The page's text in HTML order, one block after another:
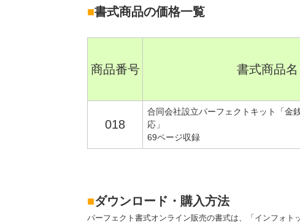
■書式商品の価格一覧
商品番号 書式商品名
018
合同会社設立パーフェクトキット「金
応」
69ページ収録
■ダウンロード・購入方法
パーフェクト書式オンライン販売の書式は、「インフォ